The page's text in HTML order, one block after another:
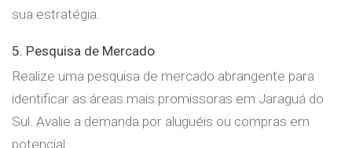
sua estratégia.
5. Pesquisa de Mercado
Realize uma pesquisa de mercado abrangente para
identificar as áreas mais promissoras em Jaraguá do
Sul. Avalie a demanda por aluguéis ou compras em
potencial.